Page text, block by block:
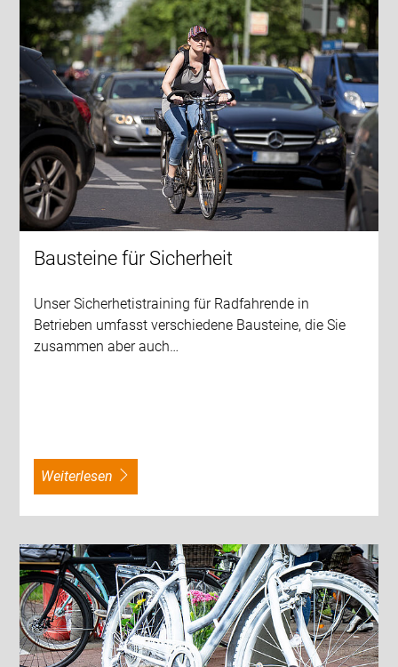
Bausteine für Sicherheit
Unser Sicherhetistraining für Radfahrende in
Betrieben umfasst verschiedene Bausteine, die Sie
zusammen aber auch…
weiterlesen